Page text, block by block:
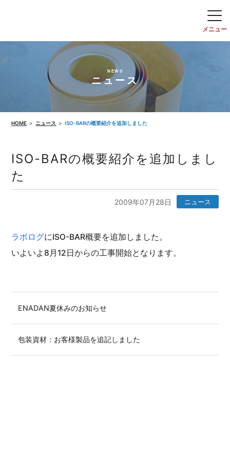
NEWS
ニュース
HOME ニュース ISO-BARの概要紹介を追加しました
ISO-BARの概要紹介を追加しまし
た
2009年07月28日 ニュース
ラボログにISO-BAR概要を追加しました。
いよいよ8月12日からの工事開始となります。
ENADAN夏休みのお知らせ
包装資材：お客様製品を追記しました